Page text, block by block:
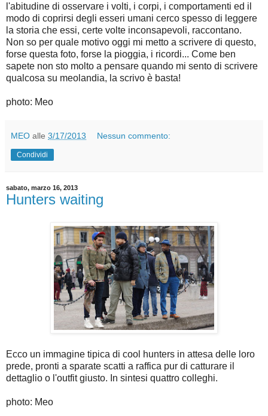
l'abitudine di osservare i volti, i corpi, i comportamenti ed il
modo di coprirsi degli esseri umani cerco spesso di leggere
la storia che essi, certe volte inconsapevoli, raccontano.
Non so per quale motivo oggi mi metto a scrivere di questo,
forse questa foto, forse la pioggia, i ricordi... Come ben
sapete non sto molto a pensare quando mi sento di scrivere
qualcosa su meolandia, la scrivo è basta!
photo: Meo
MEO alle 3/17/2013 Nessun commento:
Condividi
sabato, marzo 16, 2013
Hunters waiting
Ecco un immagine tipica di cool hunters in attesa delle loro
prede, pronti a sparate scatti a raffica pur di catturare il
dettaglio o l'outfit giusto. In sintesi quattro colleghi.
photo: Meo